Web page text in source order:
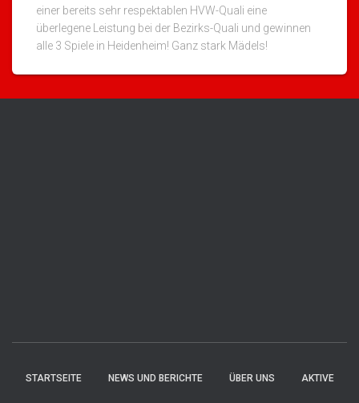
einer bereits sehr respektablen HVW-Quali eine
überlegene Leistung bei der Bezirks-Quali und gewinnen
alle 3 Spiele in Heidenheim! Ganz stark Mädels!
STARTSEITE NEWS UND BERICHTE ÜBER UNS AKTIVE